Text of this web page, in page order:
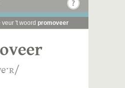
veur 't woord promoveer